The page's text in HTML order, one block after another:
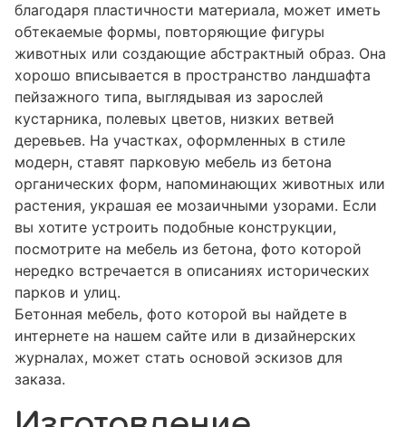
благодаря пластичности материала, может иметь
обтекаемые формы, повторяющие фигуры
животных или создающие абстрактный образ. Она
хорошо вписывается в пространство ландшафта
пейзажного типа, выглядывая из зарослей
кустарника, полевых цветов, низких ветвей
деревьев. На участках, оформленных в стиле
модерн, ставят парковую мебель из бетона
органических форм, напоминающих животных или
растения, украшая ее мозаичными узорами. Если
вы хотите устроить подобные конструкции,
посмотрите на мебель из бетона, фото которой
нередко встречается в описаниях исторических
парков и улиц.
Бетонная мебель, фото которой вы найдете в
интернете на нашем сайте или в дизайнерских
журналах, может стать основой эскизов для
заказа.